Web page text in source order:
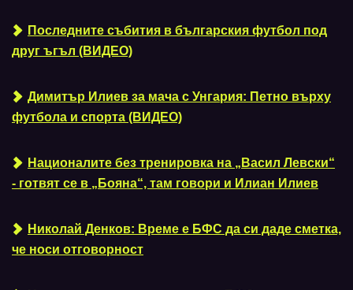
Последните събития в българския футбол под
друг ъгъл (ВИДЕО)
Димитър Илиев за мача с Унгария: Петно върху
футбола и спорта (ВИДЕО)
Националите без тренировка на „Васил Левски“
- готвят се в „Бояна“, там говори и Илиан Илиев
Николай Денков: Време е БФС да си даде сметка,
че носи отговорност